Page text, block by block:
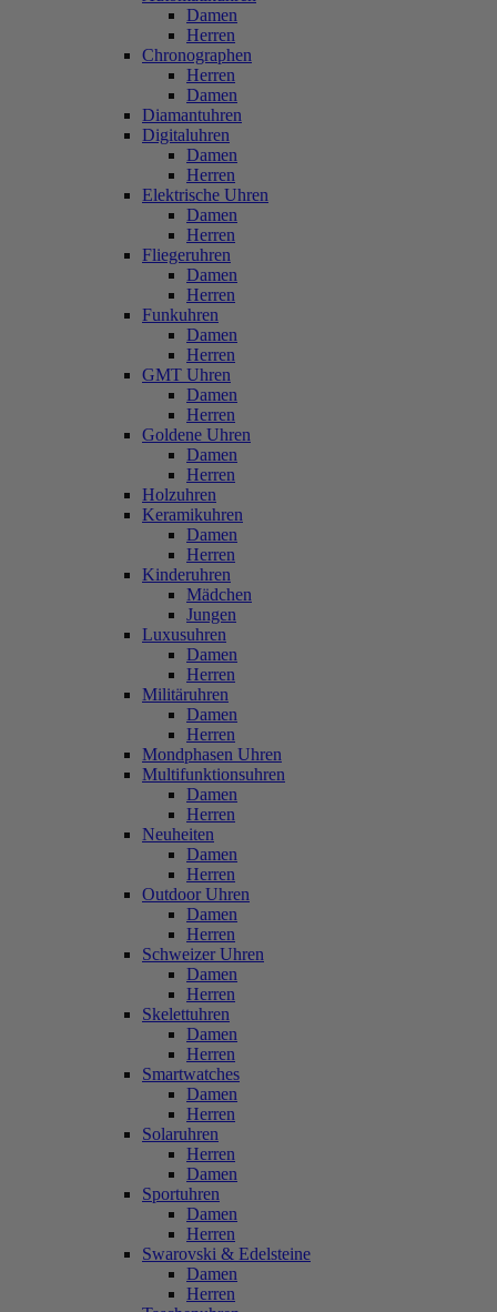
Damen
Herren
Chronographen
Herren
Damen
Diamantuhren
Digitaluhren
Damen
Herren
Elektrische Uhren
Damen
Herren
Fliegeruhren
Damen
Herren
Funkuhren
Damen
Herren
GMT Uhren
Damen
Herren
Goldene Uhren
Damen
Herren
Holzuhren
Keramikuhren
Damen
Herren
Kinderuhren
Mädchen
Jungen
Luxusuhren
Damen
Herren
Militäruhren
Damen
Herren
Mondphasen Uhren
Multifunktionsuhren
Damen
Herren
Neuheiten
Damen
Herren
Outdoor Uhren
Damen
Herren
Schweizer Uhren
Damen
Herren
Skelettuhren
Damen
Herren
Smartwatches
Damen
Herren
Solaruhren
Herren
Damen
Sportuhren
Damen
Herren
Swarovski & Edelsteine
Damen
Herren